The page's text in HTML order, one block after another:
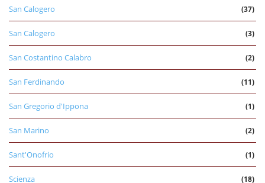
San Calogero (37)
San Calogero (3)
San Costantino Calabro (2)
San Ferdinando (11)
San Gregorio d'Ippona (1)
San Marino (2)
Sant'Onofrio (1)
Scienza (18)